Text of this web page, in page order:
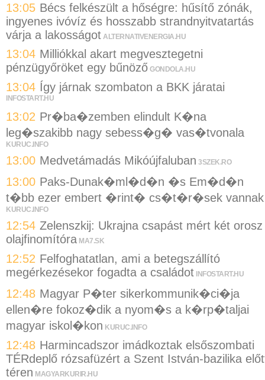
13:05 Bécs felkészült a hőségre: hűsítő zónák,
ingyenes ivóvíz és hosszabb strandnyitvatartás
várja a lakosságot ALTERNATIVENERGIA.HU
13:04 Milliókkal akart megvesztegetni
pénzügyőröket egy bűnöző GONDOLA.HU
13:04 Így járnak szombaton a BKK járatai
INFOSTART.HU
13:02 Pr�ba�zemben elindult K�na
leg�szakibb nagy sebess�g� vas�tvonala
KURUC.INFO
13:00 Medvetámadás Mikóújfaluban 3SZEK.RO
13:00 Paks-Dunak�ml�d�n �s Em�d�n
t�bb ezer embert �rint� cs�t�r�sek vannak
KURUC.INFO
12:54 Zelenszkij: Ukrajna csapást mért két orosz
olajfinomítóra MA7.SK
12:52 Felfoghatatlan, ami a betegszállító
megérkezésekor fogadta a családot INFOSTART.HU
12:48 Magyar P�ter sikerkommunik�ci�ja
ellen�re fokoz�dik a nyom�s a k�rp�taljai
magyar iskol�kon KURUC.INFO
12:48 Harmincadszor imádkoztak elsőszombati
TÉRdeplő rózsafüzért a Szent István-bazilika
téren MAGYARKURIR.HU